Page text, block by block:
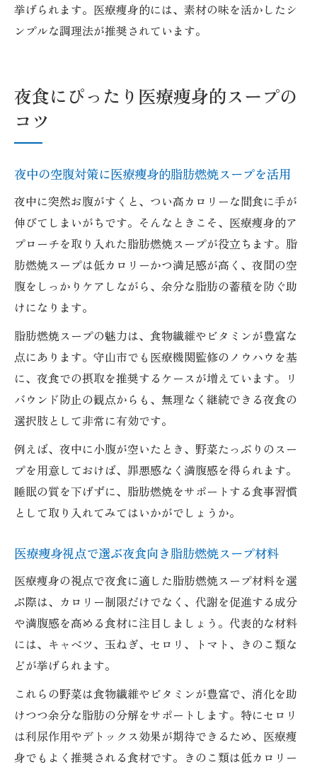
挙げられます。医療痩身的には、素材の味を活かしたシ
ンプルな調理法が推奨されています。
夜食にぴったり医療痩身的スープの
コツ
夜中の空腹対策に医療痩身的脂肪燃焼スープを活用
夜中に突然お腹がすくと、つい高カロリーな間食に手が
伸びてしまいがちです。そんなときこそ、医療痩身的ア
プローチを取り入れた脂肪燃焼スープが役立ちます。脂
肪燃焼スープは低カロリーかつ満足感が高く、夜間の空
腹をしっかりケアしながら、余分な脂肪の蓄積を防ぐ助
けになります。
脂肪燃焼スープの魅力は、食物繊維やビタミンが豊富な
点にあります。守山市でも医療機関監修のノウハウを基
に、夜食での摂取を推奨するケースが増えています。リ
バウンド防止の観点からも、無理なく継続できる夜食の
選択肢として非常に有効です。
例えば、夜中に小腹が空いたとき、野菜たっぷりのスー
プを用意しておけば、罪悪感なく満腹感を得られます。
睡眠の質を下げずに、脂肪燃焼をサポートする食事習慣
として取り入れてみてはいかがでしょうか。
医療痩身視点で選ぶ夜食向き脂肪燃焼スープ材料
医療痩身の視点で夜食に適した脂肪燃焼スープ材料を選
ぶ際は、カロリー制限だけでなく、代謝を促進する成分
や満腹感を高める食材に注目しましょう。代表的な材料
には、キャベツ、玉ねぎ、セロリ、トマト、きのこ類な
どが挙げられます。
これらの野菜は食物繊維やビタミンが豊富で、消化を助
けつつ余分な脂肪の分解をサポートします。特にセロリ
は利尿作用やデトックス効果が期待できるため、医療痩
身でもよく推奨される食材です。きのこ類は低カロリー